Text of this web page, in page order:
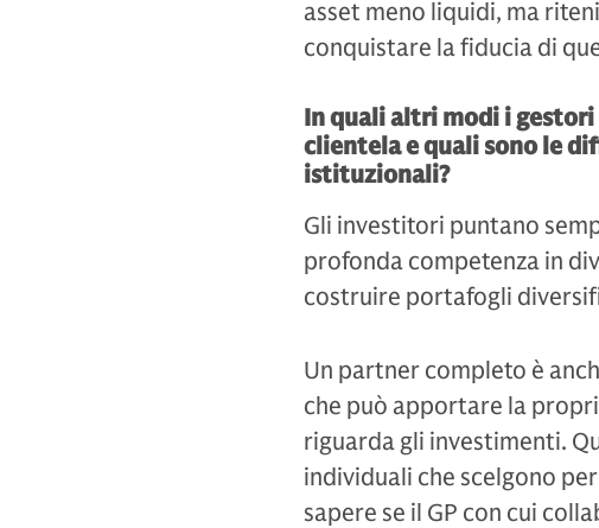
asset meno liquidi, ma
conquistare la fiducia di
In quali altri modi i
clientela e quali sono le
istituzionali?
Gli investitori puntano
profonda competenza in
costruire portafogli
Un partner completo è
che può apportare la
riguarda gli investimenti.
individuali che scelgono
sapere se il GP con cui